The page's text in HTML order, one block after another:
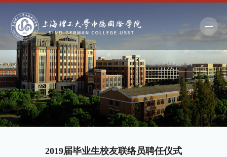
2019届毕业生校友联络员聘任仪式